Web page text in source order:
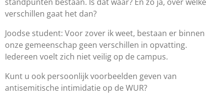
verschillen gaat het dan?
Joodse student: Voor zover ik weet, bestaan er binnen
onze gemeenschap geen verschillen in opvatting.
Iedereen voelt zich niet veilig op de campus.
Kunt u ook persoonlijk voorbeelden geven van
antisemitische intimidatie op de WUR?